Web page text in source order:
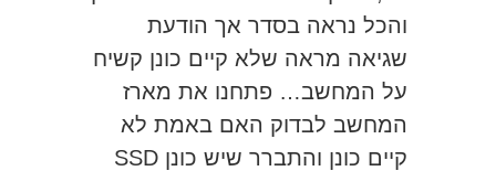
והכל נראה בסדר אך הודעת
שגיאה מראה שלא קיים כונן קשיח
על המחשב… פתחנו את מארז
המחשב לבדוק האם באמת לא
קיים כונן והתברר שיש כונן SSD